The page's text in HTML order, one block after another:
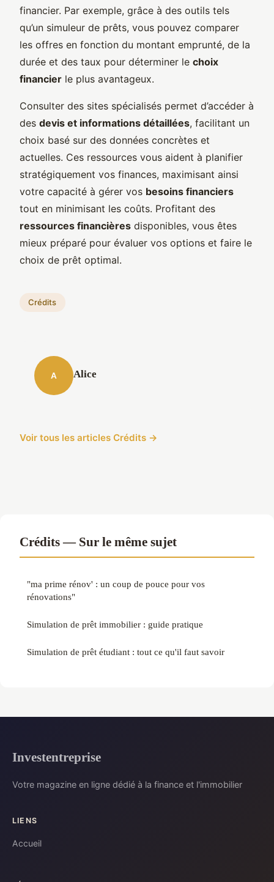
financier. Par exemple, grâce à des outils tels
qu’un simuleur de prêts, vous pouvez comparer
les offres en fonction du montant emprunté, de la
durée et des taux pour déterminer le choix
financier le plus avantageux.
Consulter des sites spécialisés permet d’accéder à
des devis et informations détaillées, facilitant un
choix basé sur des données concrètes et
actuelles. Ces ressources vous aident à planifier
stratégiquement vos finances, maximisant ainsi
votre capacité à gérer vos besoins financiers
tout en minimisant les coûts. Profitant des
ressources financières disponibles, vous êtes
mieux préparé pour évaluer vos options et faire le
choix de prêt optimal.
Crédits
A Alice
Voir tous les articles Crédits →
Crédits — Sur le même sujet
"ma prime rénov' : un coup de pouce pour vos
rénovations"
Simulation de prêt immobilier : guide pratique
Simulation de prêt étudiant : tout ce qu'il faut savoir
Investentreprise
Votre magazine en ligne dédié à la finance et l'immobilier
LIENS
Accueil